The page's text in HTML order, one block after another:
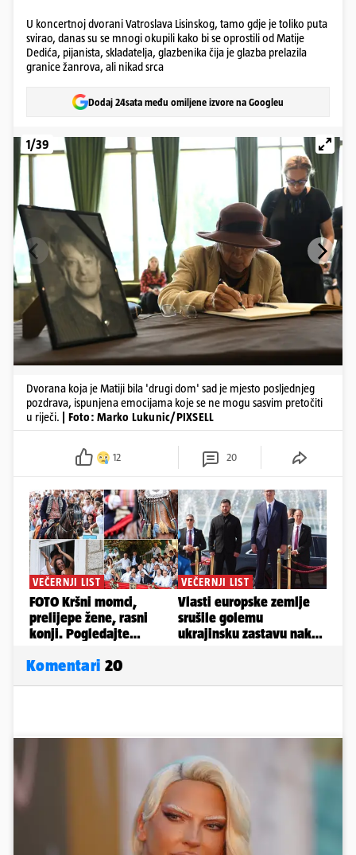
U koncertnoj dvorani Vatroslava Lisinskog, tamo gdje je toliko puta
svirao, danas su se mnogi okupili kako bi se oprostili od Matije
Dedića, pijanista, skladatelja, glazbenika čija je glazba prelazila
granice žanrova, ali nikad srca
Dodaj 24sata među omiljene izvore na Googleu
1/39
Dvorana koja je Matiji bila 'drugi dom' sad je mjesto posljednjeg
pozdrava, ispunjena emocijama koje se ne mogu sasvim pretočiti
u riječi.
| Foto: Marko Lukunic/PIXSELL
12 20
Komentari 20